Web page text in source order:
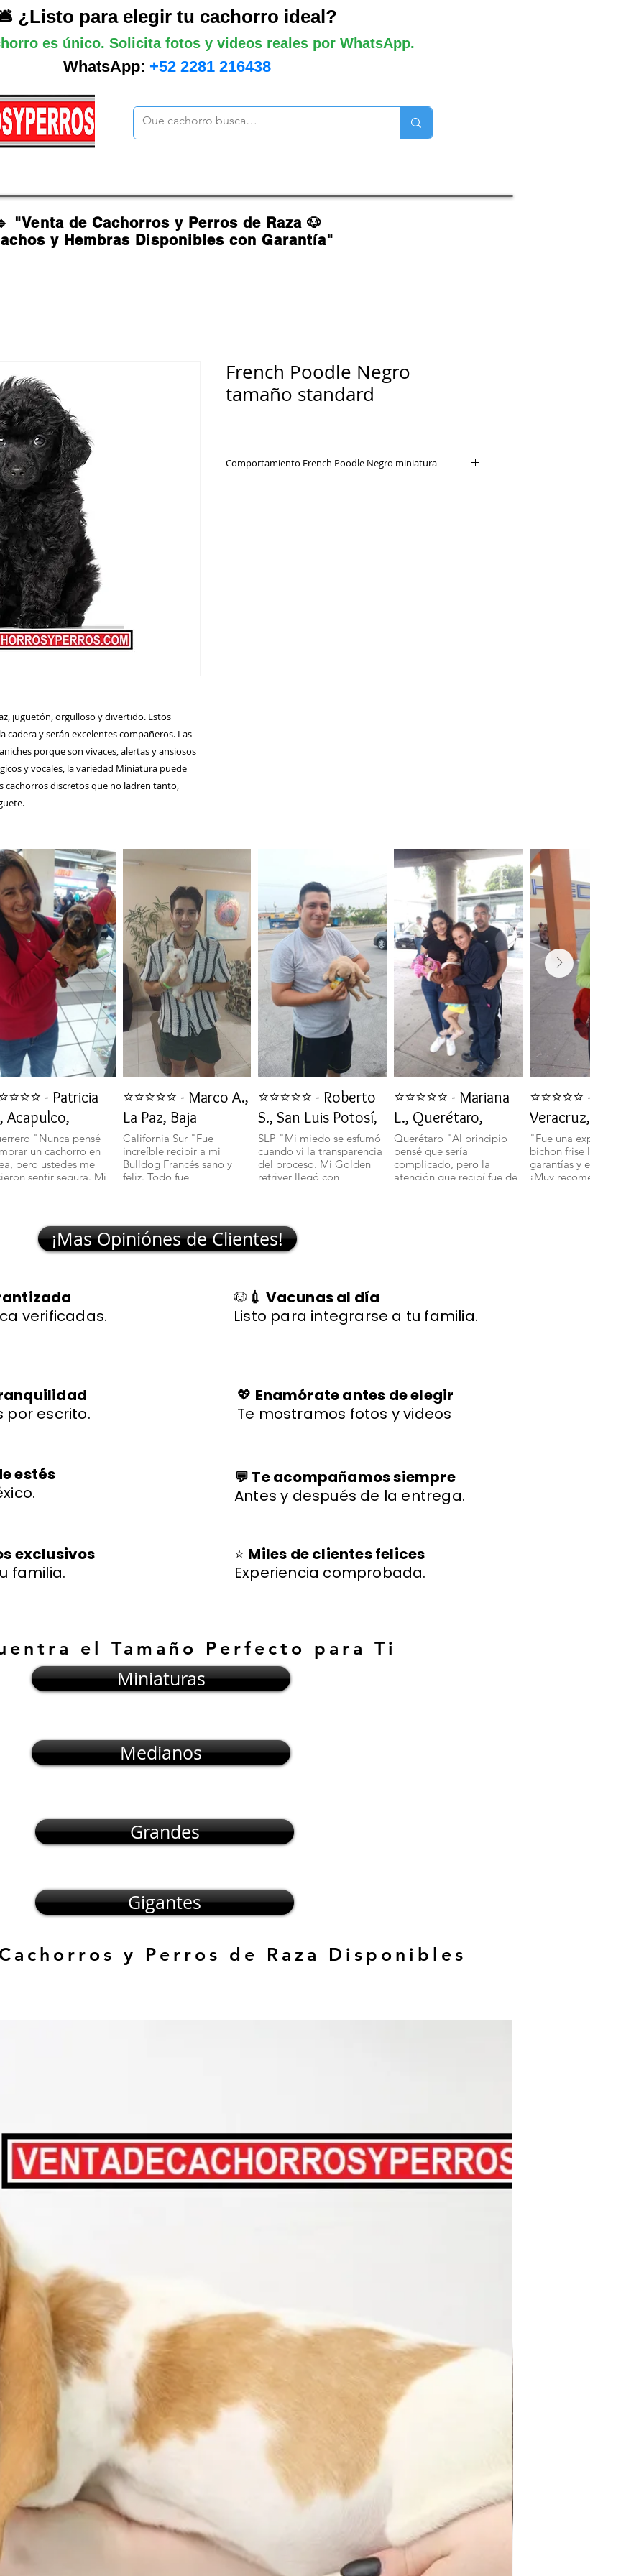
¿Listo para elegir tu cachorro ideal?
es único. Solicita fotos y videos reales por WhatsApp.
WhatsApp: +52 2281 216438
"Venta de Cachorros y Perros de Raza 🐶
y Hembras Disponibles con Garantía"
juguetón, orgulloso y divertido. Estos
cadera y serán excelentes compañeros. Las
porque son vivaces, alertas y ansiosos
y vocales, la variedad Miniatura puede
cachorros discretos que no ladren tanto,
French Poodle Negro
tamaño standard
Comportamiento French Poodle Negro miniatura
- Patricia
Acapulco,
"Nunca pensé
un cachorro en
pero ustedes me
sentir segura. Mi
⭐⭐⭐⭐⭐ - Marco A.,
La Paz, Baja
California Sur "Fue
increíble recibir a mi
Bulldog Francés sano y
feliz. Todo fue
⭐⭐⭐⭐⭐ - Roberto
S., San Luis Potosí,
SLP "Mi miedo se esfumó
cuando vi la transparencia
del proceso. Mi Golden
retriver llegó con
⭐⭐⭐⭐⭐ - Mariana
L., Querétaro,
Querétaro "Al principio
pensé que sería
complicado, pero la
atención que recibí fue de
⭐⭐⭐⭐⭐ -
Veracruz,
"Fue una experiencia
bichon frise llegó con
garantías y en perfecto
¡Muy recomendados!".
¡Mas Opiniónes de Clientes!
verificadas.
🐶 💉 Vacunas al día
Listo para integrarse a tu familia.
por escrito.
estés
exclusivos
familia.
💖 Enamórate antes de elegir
Te mostramos fotos y videos
💬 Te acompañamos siempre
Antes y después de la entrega.
⭐ Miles de clientes felices
Experiencia comprobada.
el Tamaño Perfecto para Ti
Miniaturas
Medianos
Grandes
Gigantes
y Perros de Raza Disponibles